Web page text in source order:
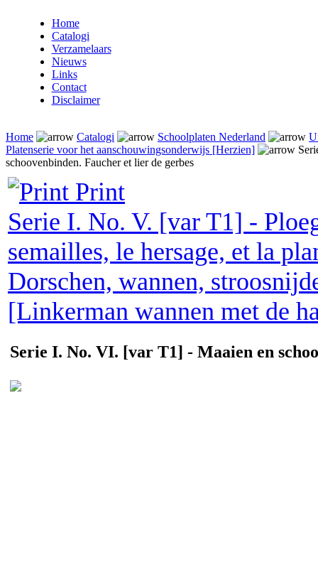
Home
Catalogi
Verzamelaars
Nieuws
Links
Contact
Disclaimer
Home Catalogi Schoolplaten Nederland
Platenserie voor het aanschouwingsonderwijs [Herzien]
schoovenbinden. Faucher et lier de gerbes
Print
Serie I. No. V. [var T1] -
semailles, le hersage, et la
Dorschen, wannen,
[Linkerman wannen met de
Serie I. No. VI. [var T1] - Maaien en